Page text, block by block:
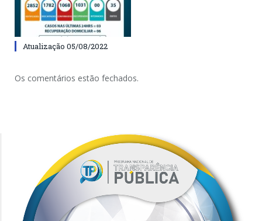
Atualização 05/08/2022
Os comentários estão fechados.